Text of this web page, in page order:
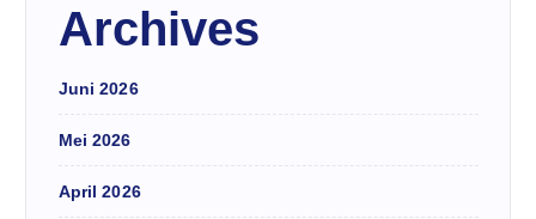
Archives
Juni 2026
Mei 2026
April 2026